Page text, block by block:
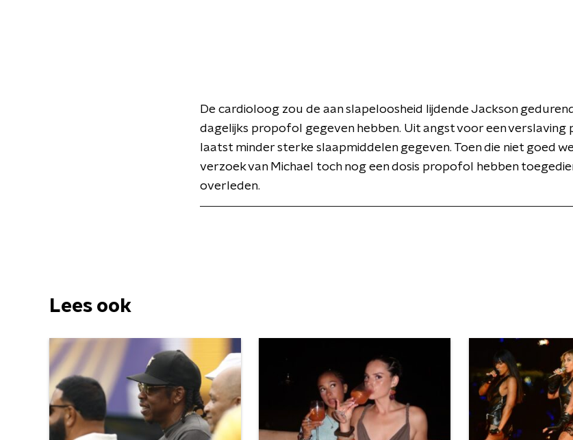
De cardioloog zou de aan slapeloosheid lijdende Jackson
dagelijks propofol gegeven hebben. Uit angst voor een verslaving
laatst minder sterke slaapmiddelen gegeven. Toen die niet goed
verzoek van Michael toch nog een dosis propofol hebben
overleden.
Lees ook